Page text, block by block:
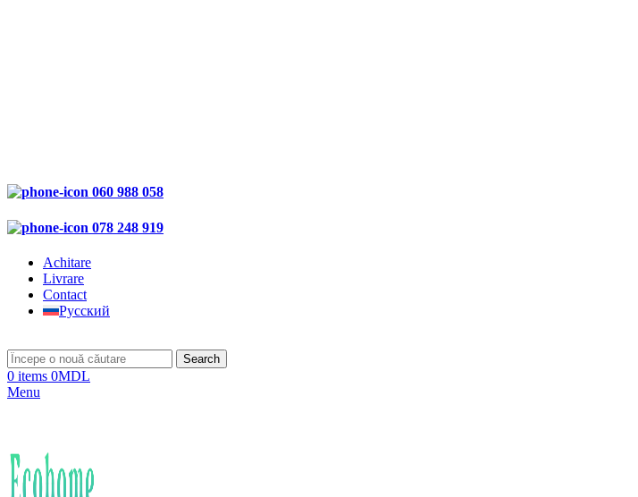
060 988 058
078 248 919
Achitare
Livrare
Contact
Русский
Search
0 items 0MDL
Menu